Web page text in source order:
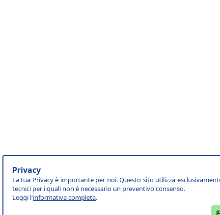
Privacy
La tua Privacy è importante per noi. Questo sito utilizza
tecnici per i quali non è necessario un preventivo consenso.
Leggi l'informativa completa.